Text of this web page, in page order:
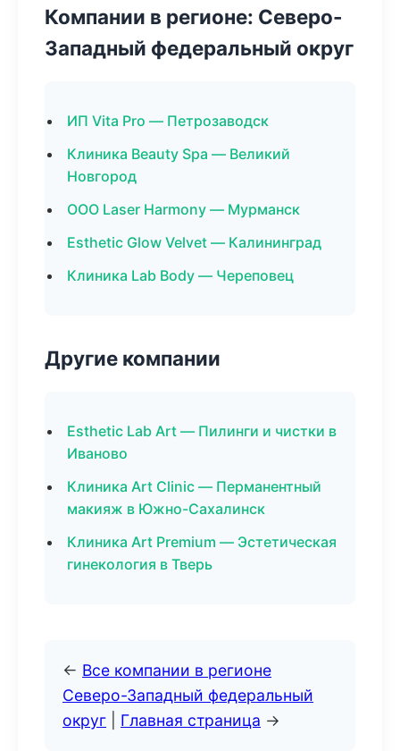
Компании в регионе: Северо-
Западный федеральный округ
ИП Vita Pro — Петрозаводск
Клиника Beauty Spa — Великий
Новгород
ООО Laser Harmony — Мурманск
Esthetic Glow Velvet — Калининград
Клиника Lab Body — Череповец
Другие компании
Esthetic Lab Art — Пилинги и чистки в
Иваново
Клиника Art Clinic — Перманентный
макияж в Южно-Сахалинск
Клиника Art Premium — Эстетическая
гинекология в Тверь
← Все компании в регионе
Северо-Западный федеральный
округ
Главная страница →